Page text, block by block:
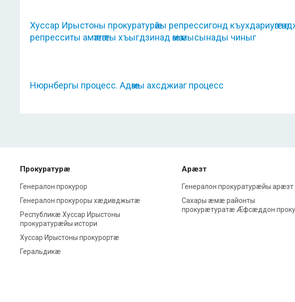
Хуссар Ирыстоны прокуратурӕйы репрессигонд
репресситы амӕттӕгты хъыгдзинад ӕмӕ мысынады чиныг
Нюрнбергы процесс. Адӕмы ахсджиаг процесс
Прокуратурæ
Генералон прокурор
Генералон прокуроры хæдивджытæ
Республикæ Хуссар Ирыстоны
прокуратурæйы истори
Хуссар Ирыстоны прокурортæ
Геральдикæ
Арæзт
Генералон прокуратурæйы арæзт
Сахары æмæ районты
прокурæтуратæ.Æфсæддон